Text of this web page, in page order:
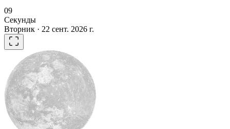
09
Секунды
Вторник · 22 сент. 2026 г.